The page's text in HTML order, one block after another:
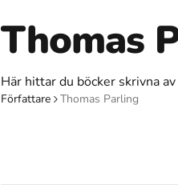
Thomas
Här hittar du böcker skrivna
Författare Thomas Parling